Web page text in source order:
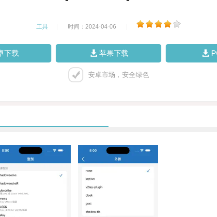
工具 时间：2024-04-06
下载 苹果下载
安卓市场，安全绿色